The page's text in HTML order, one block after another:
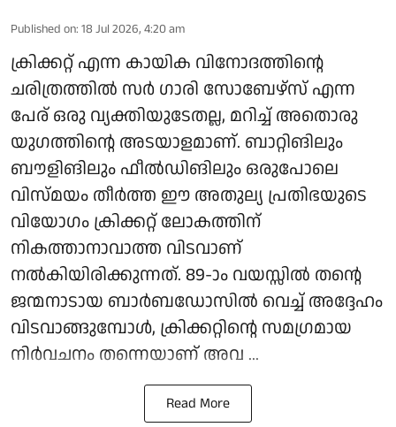
Published on: 18 Jul 2026, 4:20 am
ക്രിക്കറ്റ് എന്ന കായിക വിനോദത്തിന്റെ
ചരിത്രത്തിൽ സർ ഗാരി സോബേഴ്സ് എന്ന
പേര് ഒരു വ്യക്തിയുടേതല്ല, മറിച്ച് അതൊരു
യുഗത്തിന്റെ അടയാളമാണ്. ബാറ്റിങിലും
ബൗളിങിലും ഫീൽഡിങിലും ഒരുപോലെ
വിസ്മയം തീർത്ത ഈ അതുല്യ പ്രതിഭയുടെ
വിയോഗം ക്രിക്കറ്റ് ലോകത്തിന്
നികത്താനാവാത്ത വിടവാണ്
നൽകിയിരിക്കുന്നത്. 89-ാം വയസ്സിൽ തന്റെ
ജന്മനാടായ ബാർബഡോസിൽ വെച്ച് അദ്ദേഹം
വിടവാങ്ങുമ്പോൾ, ക്രിക്കറ്റിന്റെ സമഗ്രമായ
നിർവചനം തന്നെയാണ് അവ ...
Read More